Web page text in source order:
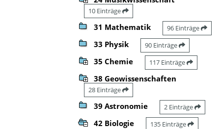
10 Einträge
31 Mathematik 96 Einträge
33 Physik 90 Einträge
35 Chemie 117 Einträge
38 Geowissenschaften
28 Einträge
39 Astronomie 2 Einträge
42 Biologie 135 Einträge